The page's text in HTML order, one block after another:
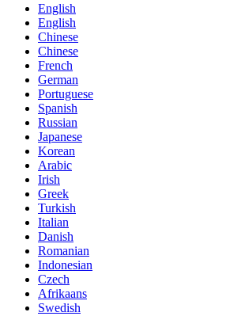
English
English
Chinese
Chinese
French
German
Portuguese
Spanish
Russian
Japanese
Korean
Arabic
Irish
Greek
Turkish
Italian
Danish
Romanian
Indonesian
Czech
Afrikaans
Swedish